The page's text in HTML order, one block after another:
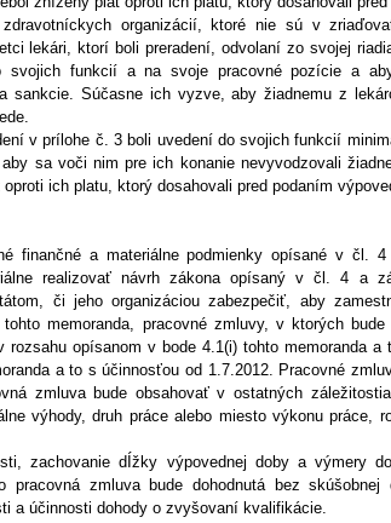
organizácií, ktoré nie sú v
lekári, ktorí boli preradení, odvolaní zo svojej
svojich funkcií a na svoje pracovné pozície a
sankcie. Súčasne ich vyzve, aby žiadnemu z
v prílohe č. 3 boli uvedení do svojich funkcií
sa voči nim pre ich konanie nevyvodzovali
ich platu, ktorý dosahovali pred podaním
finančné a materiálne podmienky opísané v čl.
realizovať návrh zákona opísaný v čl. 4 a
či jeho organizáciou zabezpečiť, aby
memoranda, pracovné zmluvy, v ktorých
opísanom v bode 4.1(i) tohto memoranda
a to s účinnosťou od 1.7.2012. Pracovné
zmluva bude obsahovať v ostatných
výhody, druh práce alebo miesto výkonu práce,
zachovanie dÍžky výpovednej doby a výmery
zmluva bude dohodnutá bez
a účinnosti dohody o zvyšovaní kvalifikácie.